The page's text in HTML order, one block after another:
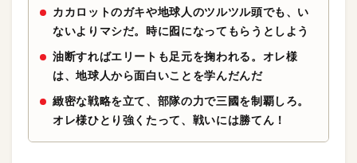
カカロットのガキや地球人のツルツル頭でも、い
ないよりマシだ。時に囮になってもらうとしよう
油断すればエリートも足元を掬われる。オレ様
は、地球人から面白いことを学んだんだ
緻密な戦略を立て、部隊の力で三國を制覇しろ。
オレ様ひとり強くたって、戦いには勝てん！